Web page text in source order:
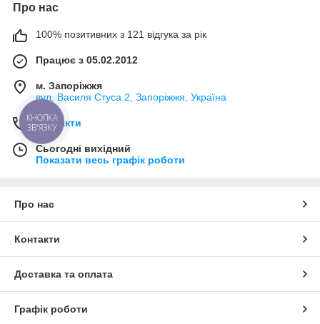
Про нас
100% позитивних з 121 відгука за рік
Працює з 05.02.2012
м. Запоріжжя
вул. Василя Стуса 2, Запоріжжя, Україна
Контакти
Сьогодні вихідний
Показати весь графік роботи
Про нас
Контакти
Доставка та оплата
Графік роботи
КНОПКА
ЗВ'ЯЗКУ